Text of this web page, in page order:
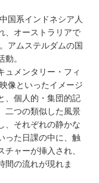
国系インドネシア人
、オーストラリアで
アムステルダムの国
。
ュメンタリー・フィ
像といったイメージ
、個人的・集団的記
二つの類似した風景
、それぞれの静かな
った日課の中に、触
ャーが挿入され、
間の流れが現れま